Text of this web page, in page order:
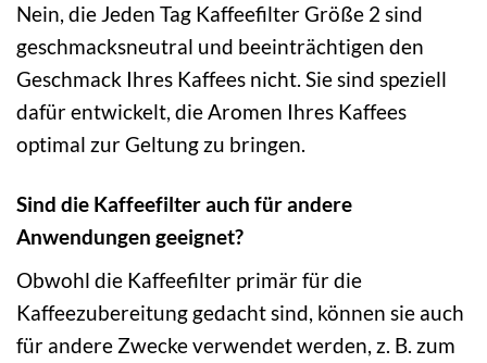
Nein, die Jeden Tag Kaffeefilter Größe 2 sind
geschmacksneutral und beeinträchtigen den
Geschmack Ihres Kaffees nicht. Sie sind speziell
dafür entwickelt, die Aromen Ihres Kaffees
optimal zur Geltung zu bringen.
Sind die Kaffeefilter auch für andere
Anwendungen geeignet?
Obwohl die Kaffeefilter primär für die
Kaffeezubereitung gedacht sind, können sie auch
für andere Zwecke verwendet werden, z. B. zum